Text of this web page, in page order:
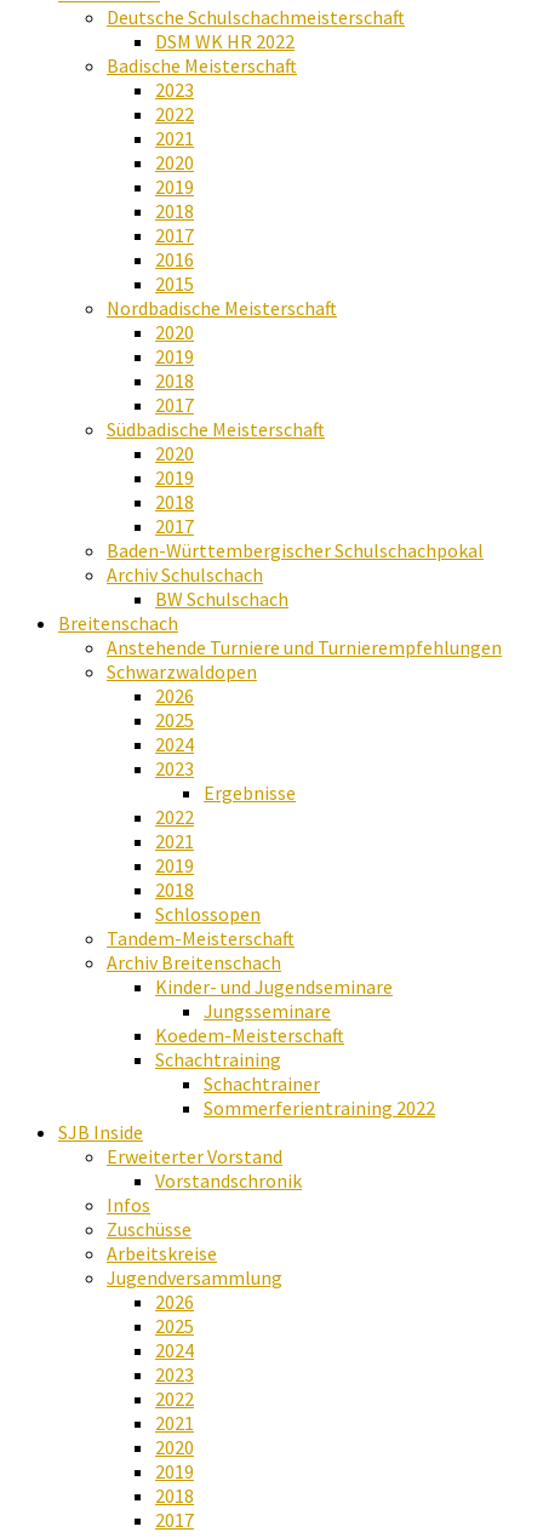
Deutsche Schulschachmeisterschaft
DSM WK HR 2022
Badische Meisterschaft
2023
2022
2021
2020
2019
2018
2017
2016
2015
Nordbadische Meisterschaft
2020
2019
2018
2017
Südbadische Meisterschaft
2020
2019
2018
2017
Baden-Württembergischer Schulschachpokal
Archiv Schulschach
BW Schulschach
Breitenschach
Anstehende Turniere und Turnierempfehlungen
Schwarzwaldopen
2026
2025
2024
2023
Ergebnisse
2022
2021
2019
2018
Schlossopen
Tandem-Meisterschaft
Archiv Breitenschach
Kinder- und Jugendseminare
Jungsseminare
Koedem-Meisterschaft
Schachtraining
Schachtrainer
Sommerferientraining 2022
SJB Inside
Erweiterter Vorstand
Vorstandschronik
Infos
Zuschüsse
Arbeitskreise
Jugendversammlung
2026
2025
2024
2023
2022
2021
2020
2019
2018
2017